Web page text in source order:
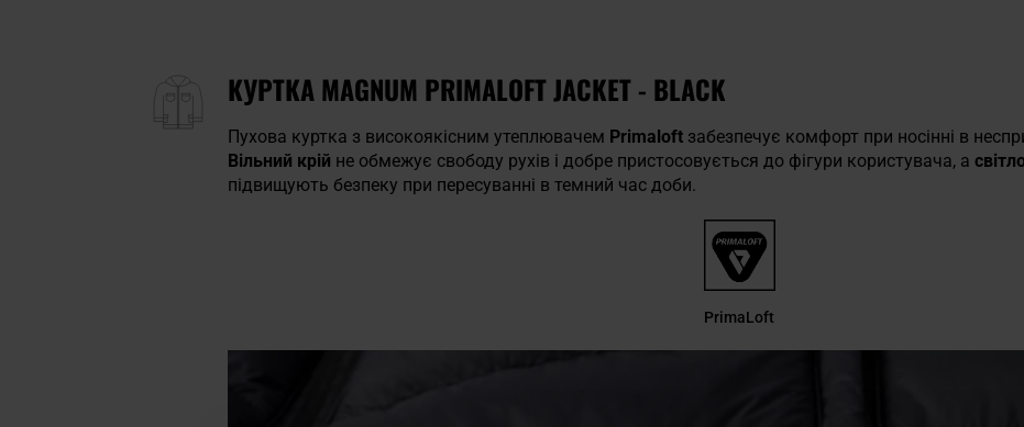
КУРТКА MAGNUM PRIMALOFT JACKET - BLACK
Пухова куртка з високоякісним утеплювачем Primaloft забезпечує комфорт при носінні в
Вільний крій не обмежує свободу рухів і добре пристосовується до фігури користувача, а
підвищують безпеку при пересуванні в темний час доби.
PrimaLoft